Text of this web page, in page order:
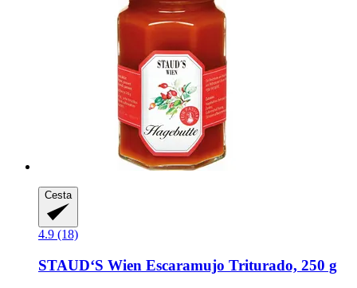
Cesta
4.9 (18)
STAUD‘S Wien Escaramujo Triturado, 250 g